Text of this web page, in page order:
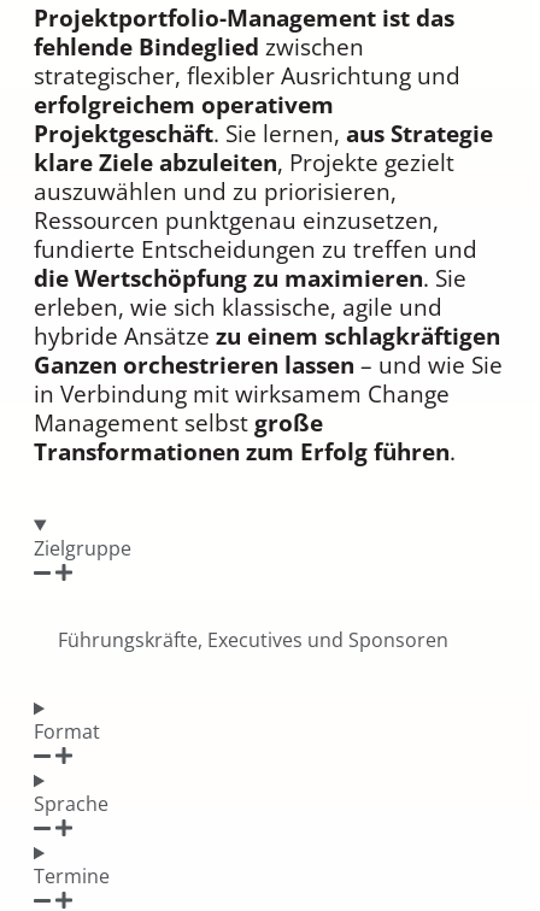
Projektportfolio-Management ist das
fehlende Bindeglied zwischen
strategischer, flexibler Ausrichtung und
erfolgreichem operativem
Projektgeschäft. Sie lernen, aus Strategie
klare Ziele abzuleiten, Projekte gezielt
auszuwählen und zu priorisieren,
Ressourcen punktgenau einzusetzen,
fundierte Entscheidungen zu treffen und
die Wertschöpfung zu maximieren. Sie
erleben, wie sich klassische, agile und
hybride Ansätze zu einem schlagkräftigen
Ganzen orchestrieren lassen – und wie Sie
in Verbindung mit wirksamem Change
Management selbstgroße
Transformationen zum Erfolg führen.
Zielgruppe
Führungskräfte, Executives und Sponsoren
Format
Sprache
Termine